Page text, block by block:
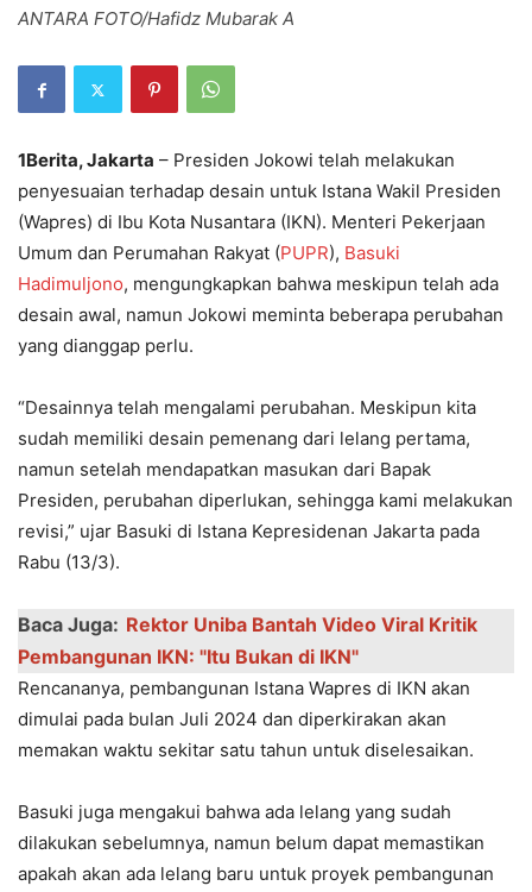
ANTARA FOTO/Hafidz Mubarak A
1Berita, Jakarta – Presiden Jokowi telah melakukan
penyesuaian terhadap desain untuk Istana Wakil Presiden
(Wapres) di Ibu Kota Nusantara (IKN). Menteri Pekerjaan
Umum dan Perumahan Rakyat (PUPR), Basuki
Hadimuljono, mengungkapkan bahwa meskipun telah ada
desain awal, namun Jokowi meminta beberapa perubahan
yang dianggap perlu.
“Desainnya telah mengalami perubahan. Meskipun kita
sudah memiliki desain pemenang dari lelang pertama,
namun setelah mendapatkan masukan dari Bapak
Presiden, perubahan diperlukan, sehingga kami melakukan
revisi,” ujar Basuki di Istana Kepresidenan Jakarta pada
Rabu (13/3).
Baca Juga: Rektor Uniba Bantah Video Viral Kritik
Pembangunan IKN: "Itu Bukan di IKN"
Rencananya, pembangunan Istana Wapres di IKN akan
dimulai pada bulan Juli 2024 dan diperkirakan akan
memakan waktu sekitar satu tahun untuk diselesaikan.
Basuki juga mengakui bahwa ada lelang yang sudah
dilakukan sebelumnya, namun belum dapat memastikan
apakah akan ada lelang baru untuk proyek pembangunan